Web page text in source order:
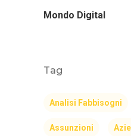
Mondo Digital
Tag
Analisi Fabbisogni
Assunzioni